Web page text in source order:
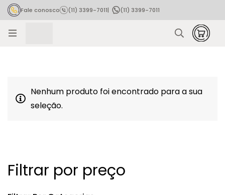
Fale conosco (11) 3399-7011|
(11) 3399-7011
Filtrar por preço
Nenhum produto foi encontrado para a sua
seleção.